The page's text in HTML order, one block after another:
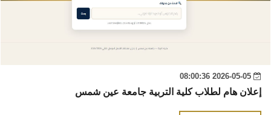
إعلان هام لطلاب كلية التربية جامعة عين شمس